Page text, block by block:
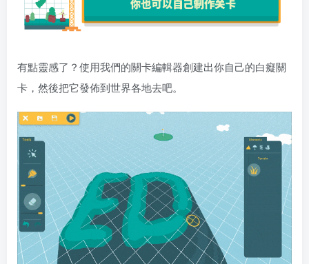
有點靈感了？使用我們的關卡編輯器創建出你自己的白癡關
卡，然後把它發佈到世界各地去吧。